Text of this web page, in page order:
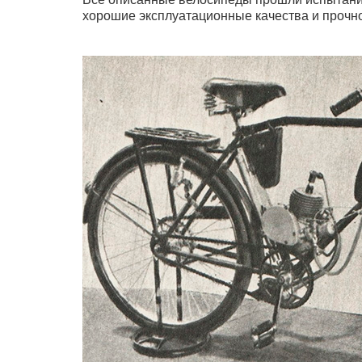
хорошие эксплуатационные качества и